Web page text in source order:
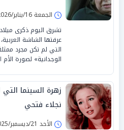
الجمعة 16/يناير/2026 - 04:29 م
تشرق اليوم ذكرى
عرفتها الشاشة
التي لم تكن مجرد
الوجدانية» لصورة الأم
زهرة السينما
نجلاء فتحي
الأحد 21/ديسمبر/2025 - 04:40 م